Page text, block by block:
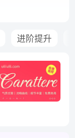
进阶提升